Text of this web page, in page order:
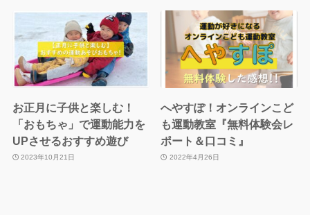
お正月に子供と楽しむ！
「おもちゃ」で運動能力を
UPさせるおすすめ遊び
2023年10月21日
へやすぽ！オンラインこど
も運動教室『無料体験会レ
ポート＆口コミ』
2022年4月26日